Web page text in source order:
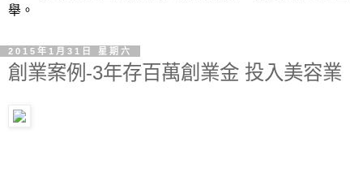
舉。
2015年1月31日 星期六
創業案例-3年存百萬創業金 投入美容業